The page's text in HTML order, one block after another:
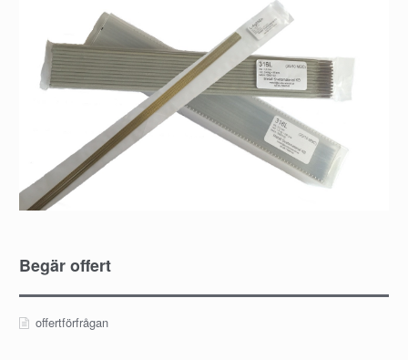
Begär offert
offertförfrågan